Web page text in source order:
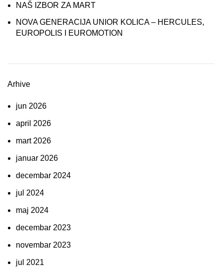
NAŠ IZBOR ZA MART
NOVA GENERACIJA UNIOR KOLICA – HERCULES,
EUROPOLIS I EUROMOTION
Arhive
jun 2026
april 2026
mart 2026
januar 2026
decembar 2024
jul 2024
maj 2024
decembar 2023
novembar 2023
jul 2021